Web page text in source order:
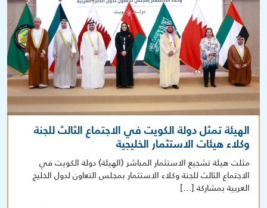
الهيئة تمثل دولة الكويت في الاجتماع الثالث للجنة
وكلاء هيئات الاستثمار الخليجية
مثلت هيئة تشجيع الاستثمار المباشر (الهيئة) دولة الكويت في
الاجتماع الثالث للجنة وكلاء الاستثمار بمجلس التعاون لدول الخليج
العربية بمشاركة […]